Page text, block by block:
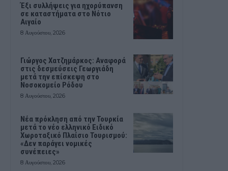
Έξι συλλήψεις για ηχορύπανση
σε καταστήματα στο Νότιο
Αιγαίο
8 Αυγούστου, 2026
Γιώργος Χατζημάρκος: Αναφορά
στις δεσμεύσεις Γεωργιάδη
μετά την επίσκεψη στο
Νοσοκομείο Ρόδου
8 Αυγούστου, 2026
Νέα πρόκληση από την Τουρκία
μετά το νέο ελληνικό Ειδικό
Χωροταξικό Πλαίσιο Τουρισμού:
«Δεν παράγει νομικές
συνέπειες»
8 Αυγούστου, 2026